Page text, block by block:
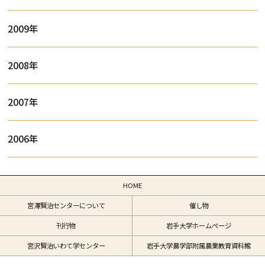
2009年
2008年
2007年
2006年
HOME
宮澤賢治センターについて 催し物
刊行物 岩手大学ホームページ
宮沢賢治いわて学センター 岩手大学農学部附属農業教育資料館